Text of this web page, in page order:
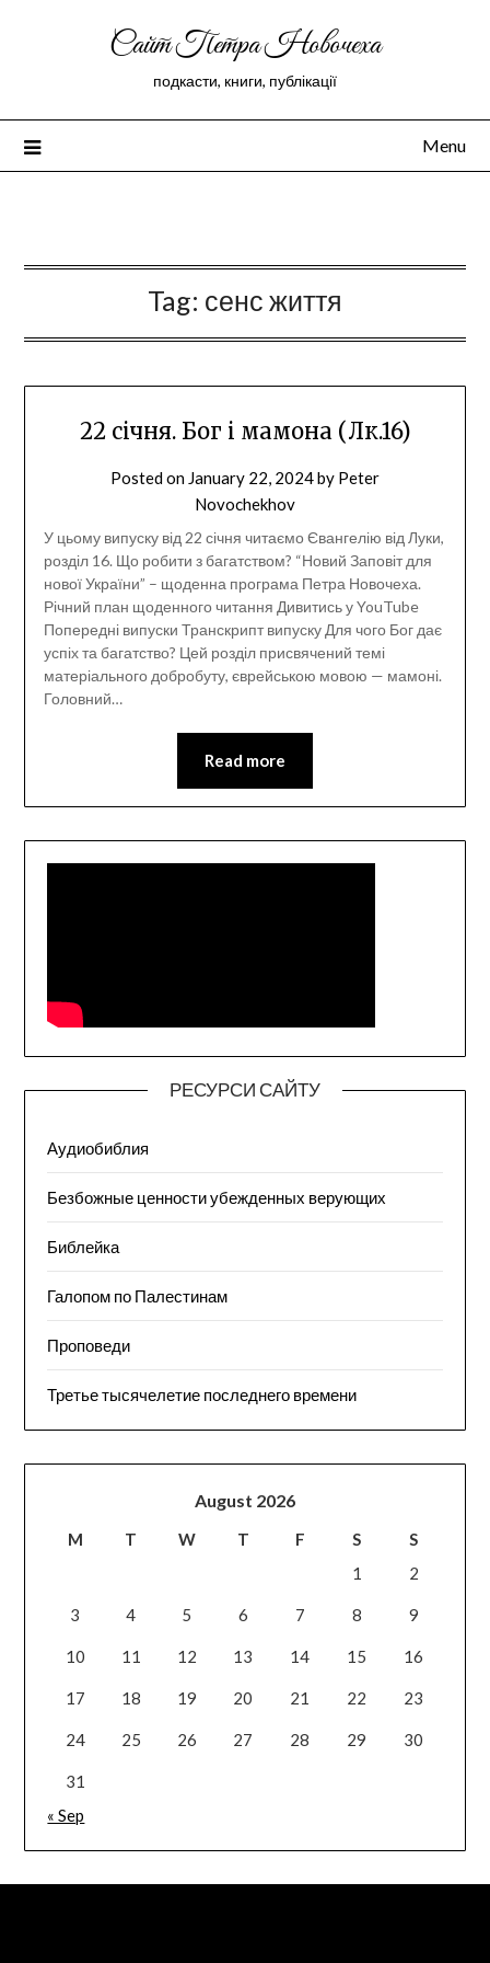
Сайт Петра Новочеха
подкасти, книги, публікації
Menu
Tag: сенс життя
22 січня. Бог і мамона (Лк.16)
Posted on January 22, 2024by Peter
Novochekhov
У цьому випуску від 22 січня читаємо Євангелію від Луки,
розділ 16. Що робити з багатством? “Новий Заповіт для
нової України” – щоденна програма Петра Новочеха.
Річний план щоденного читання Дивитись у YouTube
Попередні випуски Транскрипт випуску Для чого Бог дає
успіх та багатство? Цей розділ присвячений темі
матеріального добробуту, єврейською мовою — мамоні.
Головний…
Read more
РЕСУРСИ САЙТУ
Аудиобиблия
Безбожные ценности убежденных верующих
Библейка
Галопом по Палестинам
Проповеди
Третье тысячелетие последнего времени
August 2026
M T W T F S
S
1
2
3 4 5 6 7 8 9
10 11 12 13 14 15 16
17 18 19 20 21 22 23
24 25 26 27 28 29 30
31
« Sep